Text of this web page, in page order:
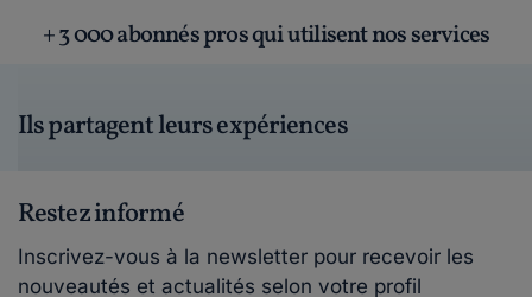
+ 3 000 abonnés pros qui utilisent nos services
Ils partagent leurs expériences
Restez informé
Inscrivez-vous à la newsletter pour recevoir les
nouveautés et actualités selon votre profil